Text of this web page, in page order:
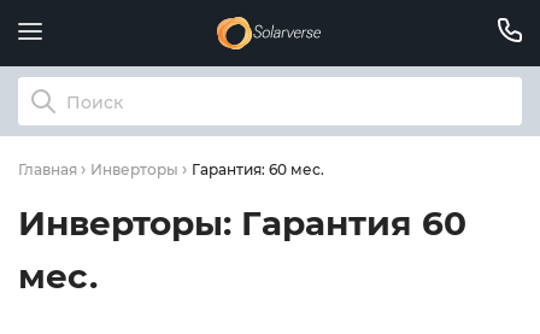
Главная Инверторы Гарантия: 60 мес.
Инверторы: Гарантия 60
мес.